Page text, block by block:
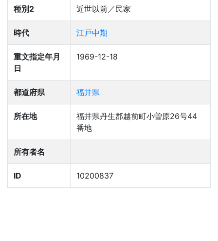
種別2 近世以前／民家
時代 江戸中期
重文指定年月
日
1969-12-18
都道府県 福井県
所在地
福井県丹生郡越前町小曽原26号44
番地
所有者名
ID 10200837